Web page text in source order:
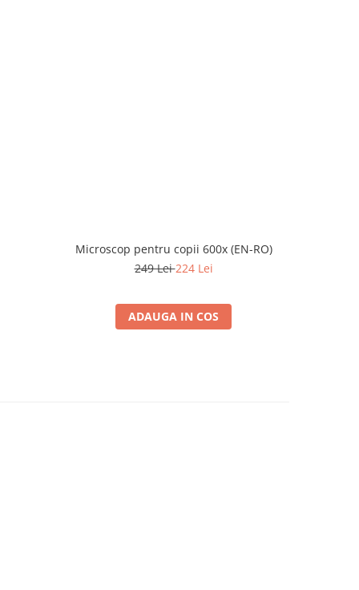
Microscop pentru copii 600x (EN-RO)
249 Lei224 Lei
ADAUGA IN COS